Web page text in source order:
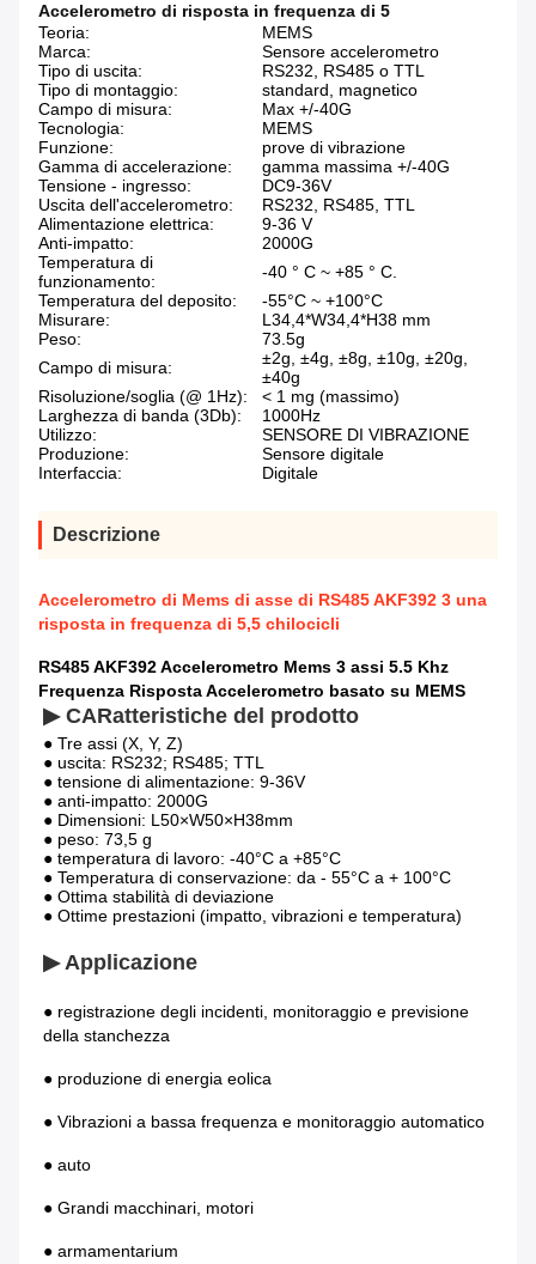
Accelerometro di risposta in frequenza di 5
Teoria:
MEMS
Marca:
Sensore accelerometro
Tipo di uscita:
RS232, RS485 o TTL
Tipo di montaggio:
standard, magnetico
Campo di misura:
Max +/-40G
Tecnologia:
MEMS
Funzione:
prove di vibrazione
Gamma di accelerazione:
gamma massima +/-40G
Tensione - ingresso:
DC9-36V
Uscita dell'accelerometro:
RS232, RS485, TTL
Alimentazione elettrica:
9-36 V
Anti-impatto:
2000G
Temperatura di
funzionamento:
-40 ° C ~ +85 ° C.
Temperatura del deposito:
-55°C ~ +100°C
Misurare:
L34,4*W34,4*H38 mm
Peso:
73.5g
Campo di misura:
±2g, ±4g, ±8g, ±10g, ±20g,
±40g
Risoluzione/soglia (@ 1Hz):
< 1 mg (massimo)
Larghezza di banda (3Db):
1000Hz
Utilizzo:
SENSORE DI VIBRAZIONE
Produzione:
Sensore digitale
Interfaccia:
Digitale
Descrizione
Accelerometro di Mems di asse di RS485 AKF392 3 una
risposta in frequenza di 5,5 chilocicli
RS485 AKF392 Accelerometro Mems 3 assi 5.5 Khz
Frequenza Risposta Accelerometro basato su MEMS
▶ CARatteristiche del prodotto
● Tre assi (X, Y, Z)
● uscita: RS232; RS485; TTL
● tensione di alimentazione: 9-36V
● anti-impatto: 2000G
● Dimensioni: L50×W50×H38mm
● peso: 73,5 g
● temperatura di lavoro: -40°C a +85°C
● Temperatura di conservazione: da - 55°C a + 100°C
● Ottima stabilità di deviazione
● Ottime prestazioni (impatto, vibrazioni e temperatura)
▶ Applicazione
● registrazione degli incidenti, monitoraggio e previsione
della stanchezza
● produzione di energia eolica
● Vibrazioni a bassa frequenza e monitoraggio automatico
● auto
● Grandi macchinari, motori
● armamentarium